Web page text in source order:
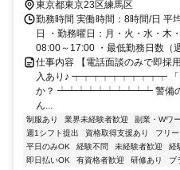
東京都東京23区練馬区
勤務時間 実働時間：8時間/日 平
日 ・勤務曜日：月・火・水・木
08:00～17:00 ・最低勤務日数（
仕事内容 【電話面談のみで即採
入あり♪ ┯┯┯┯┯┯┯┯┯┯ 「日
か？ ┷┷┷┷┷┷┷┷┷┷ 警備の仕
ん...
制服あり 業界未経験者歓迎 副業・Wワ
週1シフト提出
資格取得支援あり フリ
平日のみOK
経験不問 未経験者歓迎 経
即日払いOK
有資格者歓迎 研修あり ブ